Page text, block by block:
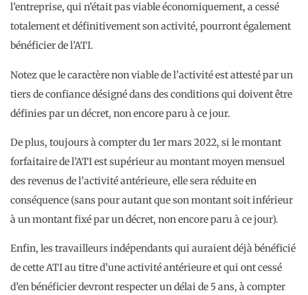
l’entreprise, qui n’était pas viable économiquement, a cessé
totalement et définitivement son activité, pourront également
bénéficier de l’ATI.
Notez que le caractère non viable de l’activité est attesté par un
tiers de confiance désigné dans des conditions qui doivent être
définies par un décret, non encore paru à ce jour.
De plus, toujours à compter du 1er mars 2022, si le montant
forfaitaire de l’ATI est supérieur au montant moyen mensuel
des revenus de l’activité antérieure, elle sera réduite en
conséquence (sans pour autant que son montant soit inférieur
à un montant fixé par un décret, non encore paru à ce jour).
Enfin, les travailleurs indépendants qui auraient déjà bénéficié
de cette ATI au titre d’une activité antérieure et qui ont cessé
d’en bénéficier devront respecter un délai de 5 ans, à compter